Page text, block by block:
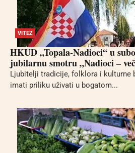
VITEZ
HKUD „Topala-Nadioci“ u
jubilarnu smotru „Nadioci –
Ljubitelji tradicije, folklora i kulturne
imati priliku uživati u bogatom...